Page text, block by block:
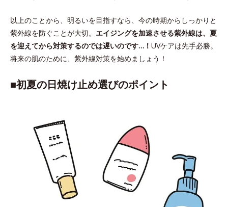
以上のことから、明るいを目指すなら、今の時期からしっかりと
紫外線を防ぐことが大切。 エイジングを加速させる紫外線は、夏
を迎えてから対策するのでは遅いのです…！ UVケアは先手必勝。
将来の肌のために、紫外線対策を始めましょう！
■初夏の日焼け止め選びのポイント